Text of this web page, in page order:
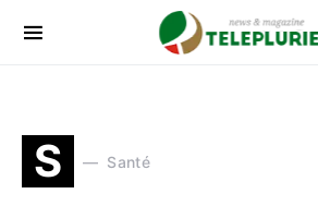
S Santé